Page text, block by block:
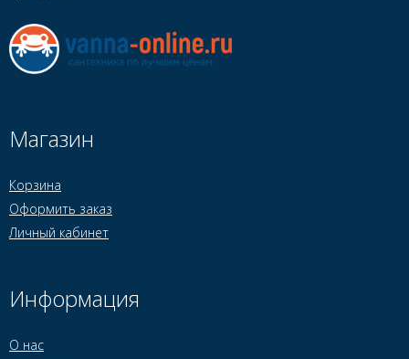
Магазин
Корзина
Оформить заказ
Личный кабинет
Информация
О нас